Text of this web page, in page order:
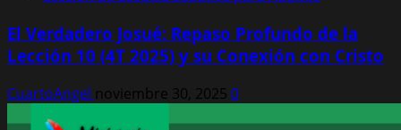
El Verdadero Josué: Repaso Profundo de la
Lección 10 (4T 2025) y su Conexión con Cristo
CuartoAngel noviembre 30, 2025 0